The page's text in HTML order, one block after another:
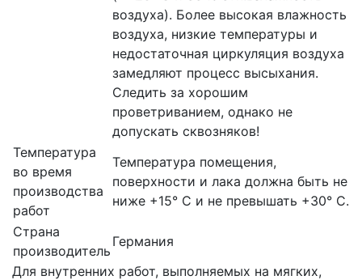
воздуха). Более высокая влажность
воздуха, низкие температуры и
недостаточная циркуляция воздуха
замедляют процесс высыхания.
Следить за хорошим
проветриванием, однако не
допускать сквозняков!
Температура
во время
производства
работ
Температура помещения,
поверхности и лака должна быть не
ниже +15° С и не превышать +30° С.
Страна
производитель
Германия
Для внутренних работ, выполняемых на мягких,